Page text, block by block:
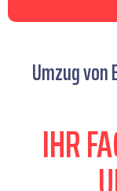
Umzug von
IHR